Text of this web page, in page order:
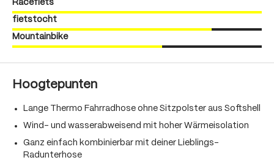
Racefiets
fietstocht
Mountainbike
Hoogtepunten
Lange Thermo Fahrradhose ohne Sitzpolster aus Softshell
Wind- und wasserabweisend mit hoher Wärmeisolation
Ganz einfach kombinierbar mit deiner Lieblings-
Radunterhose